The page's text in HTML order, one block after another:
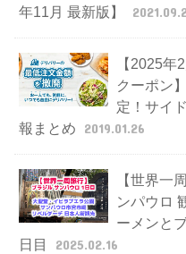
年11月 最新版】
【2025
クーポン
定！サイ
報まとめ
2019.01.26
【世界一
ンパウロ
ーメンと
日目
2025.02.16